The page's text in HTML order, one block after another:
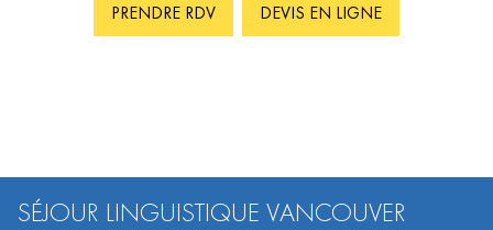
PRENDRE RDV DEVIS EN LIGNE
SÉJOUR LINGUISTIQUE VANCOUVER